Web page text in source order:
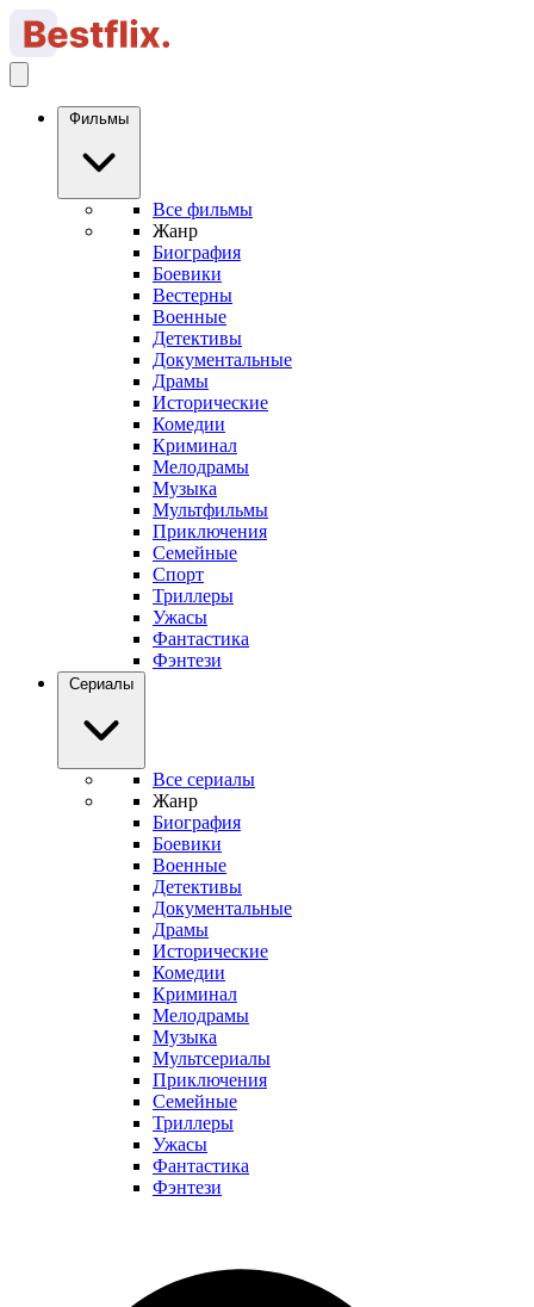
Фильмы
Все фильмы
Жанр
Биография
Боевики
Вестерны
Военные
Детективы
Документальные
Драмы
Исторические
Комедии
Криминал
Мелодрамы
Музыка
Мультфильмы
Приключения
Семейные
Спорт
Триллеры
Ужасы
Фантастика
Фэнтези
Сериалы
Все сериалы
Жанр
Биография
Боевики
Военные
Детективы
Документальные
Драмы
Исторические
Комедии
Криминал
Мелодрамы
Музыка
Мультсериалы
Приключения
Семейные
Триллеры
Ужасы
Фантастика
Фэнтези